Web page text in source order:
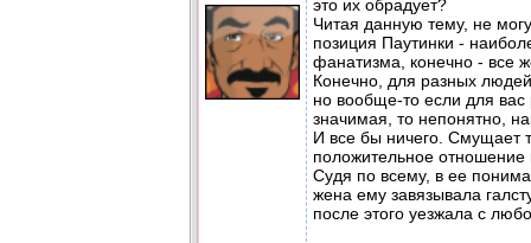
это их обрадует?
Читая данную тему, не
позиция Паутинки -
фанатизма, конечно - все
Конечно, для разных
но вообще-то если для
значимая, то непонятно,
И все бы ничего. Смущает
положительное отношение
Судя по всему, в ее
жена ему завязывала
после этого уезжала с